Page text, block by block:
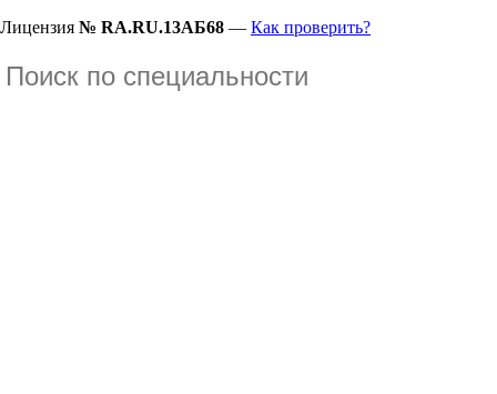
Лицензия № RA.RU.13АБ68 — Как проверить?